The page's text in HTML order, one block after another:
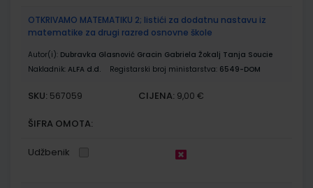
OTKRIVAMO MATEMATIKU 2; listići za dodatnu nastavu iz
matematike za drugi razred osnovne škole
Autor(i): Dubravka Glasnović Gracin Gabriela Žokalj Tanja Soucie
Nakladnik: ALFA d.d. Registarski broj ministarstva: 6549-DOM
SKU: 567059 CIJENA: 9,00 €
ŠIFRA OMOTA:
Udžbenik